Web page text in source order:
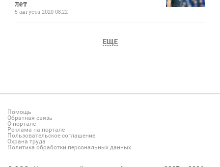
лет
5 августа 2020 08:22
ЕЩЕ
Помощь
Обратная связь
О портале
Реклама на портале
Пользовательское соглашение
Охрана труда
Политика обработки персональных данных